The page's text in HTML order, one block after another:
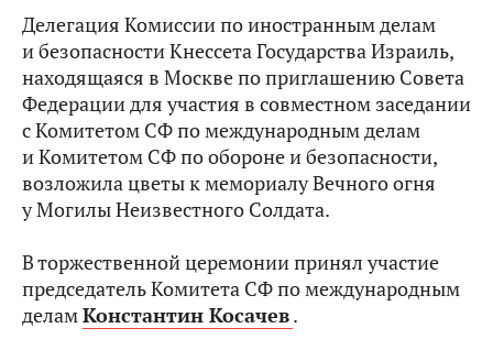
Делегация Комиссии по иностранным делам
и безопасности Кнессета Государства Израиль,
находящаяся в Москве по приглашению Совета
Федерации для участия в совместном заседании
с Комитетом СФ по международным делам
и Комитетом СФ по обороне и безопасности,
возложила цветы к мемориалу Вечного огня
у Могилы Неизвестного Солдата.
В торжественной церемонии принял участие
председатель Комитета СФ по международным
деламКонстантин Косачев.